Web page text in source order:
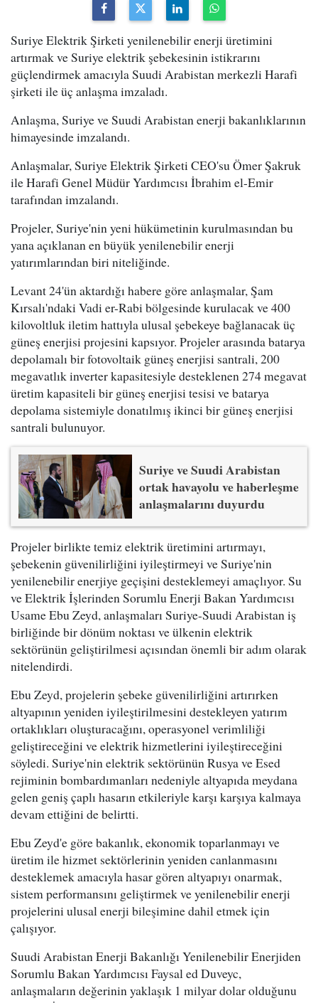
Suriye Elektrik Şirketi yenilenebilir enerji üretimini
artırmak ve Suriye elektrik şebekesinin istikrarını
güçlendirmek amacıyla Suudi Arabistan merkezli Harafi
şirketi ile üç anlaşma imzaladı.
Anlaşma, Suriye ve Suudi Arabistan enerji bakanlıklarının
himayesinde imzalandı.
Anlaşmalar, Suriye Elektrik Şirketi CEO'su Ömer Şakruk
ile Harafi Genel Müdür Yardımcısı İbrahim el-Emir
tarafından imzalandı.
Projeler, Suriye'nin yeni hükümetinin kurulmasından bu
yana açıklanan en büyük yenilenebilir enerji
yatırımlarından biri niteliğinde.
Levant 24'ün aktardığı habere göre anlaşmalar, Şam
Kırsalı'ndaki Vadi er-Rabi bölgesinde kurulacak ve 400
kilovoltluk iletim hattıyla ulusal şebekeye bağlanacak üç
güneş enerjisi projesini kapsıyor. Projeler arasında batarya
depolamalı bir fotovoltaik güneş enerjisi santrali, 200
megavatlık inverter kapasitesiyle desteklenen 274 megavat
üretim kapasiteli bir güneş enerjisi tesisi ve batarya
depolama sistemiyle donatılmış ikinci bir güneş enerjisi
santrali bulunuyor.
Suriye ve Suudi Arabistan
ortak havayolu ve haberleşme
anlaşmalarını duyurdu
Projeler birlikte temiz elektrik üretimini artırmayı,
şebekenin güvenilirliğini iyileştirmeyi ve Suriye'nin
yenilenebilir enerjiye geçişini desteklemeyi amaçlıyor. Su
ve Elektrik İşlerinden Sorumlu Enerji Bakan Yardımcısı
Usame Ebu Zeyd, anlaşmaları Suriye-Suudi Arabistan iş
birliğinde bir dönüm noktası ve ülkenin elektrik
sektörünün geliştirilmesi açısından önemli bir adım olarak
nitelendirdi.
Ebu Zeyd, projelerin şebeke güvenilirliğini artırırken
altyapının yeniden iyileştirilmesini destekleyen yatırım
ortaklıkları oluşturacağını, operasyonel verimliliği
geliştireceğini ve elektrik hizmetlerini iyileştireceğini
söyledi. Suriye'nin elektrik sektörünün Rusya ve Esed
rejiminin bombardımanları nedeniyle altyapıda meydana
gelen geniş çaplı hasarın etkileriyle karşı karşıya kalmaya
devam ettiğini de belirtti.
Ebu Zeyd'e göre bakanlık, ekonomik toparlanmayı ve
üretim ile hizmet sektörlerinin yeniden canlanmasını
desteklemek amacıyla hasar gören altyapıyı onarmak,
sistem performansını geliştirmek ve yenilenebilir enerji
projelerini ulusal enerji bileşimine dahil etmek için
çalışıyor.
Suudi Arabistan Enerji Bakanlığı Yenilenebilir Enerjiden
Sorumlu Bakan Yardımcısı Faysal ed Duveyc,
anlaşmaların değerinin yaklaşık 1 milyar dolar olduğunu